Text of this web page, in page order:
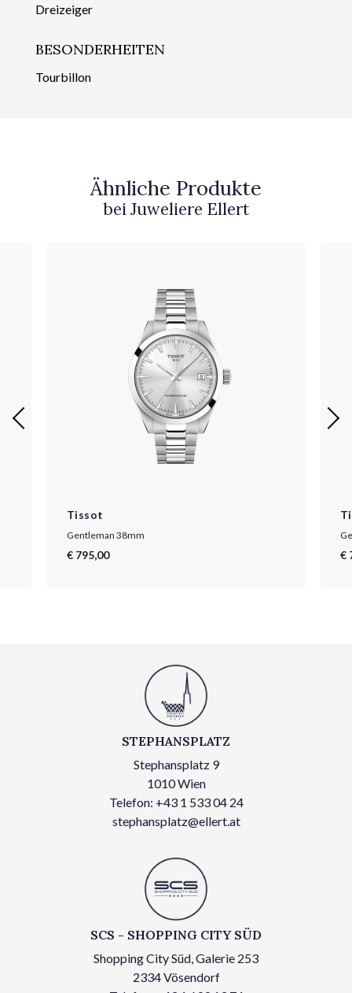
Dreizeiger
BESONDERHEITEN
Tourbillon
Ähnliche Produkte
bei Juweliere Ellert
Tissot
Gentleman 38mm
€ 795,00 €
STEPHANSPLATZ
Stephansplatz 9
1010 Wien
Telefon: +43 1 533 04 24
stephansplatz@ellert.at
SCS - SHOPPING CITY SÜD
Shopping City Süd, Galerie 253
2334 Vösendorf